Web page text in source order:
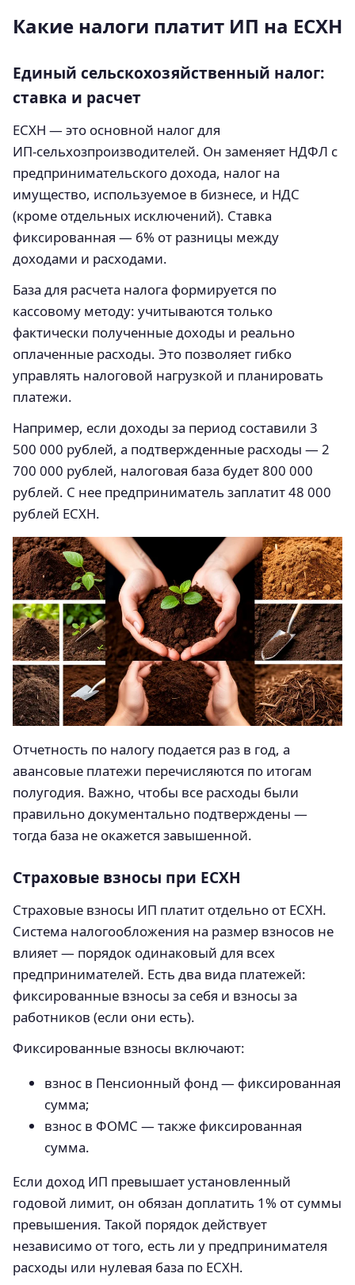
Какие налоги платит ИП на ЕСХН
Единый сельскохозяйственный налог:
ставка и расчет
ЕСХН — это основной налог для
ИП‑сельхозпроизводителей. Он заменяет НДФЛ с
предпринимательского дохода, налог на
имущество, используемое в бизнесе, и НДС
(кроме отдельных исключений). Ставка
фиксированная — 6% от разницы между
доходами и расходами.
База для расчета налога формируется по
кассовому методу: учитываются только
фактически полученные доходы и реально
оплаченные расходы. Это позволяет гибко
управлять налоговой нагрузкой и планировать
платежи.
Например, если доходы за период составили 3
500 000 рублей, а подтвержденные расходы — 2
700 000 рублей, налоговая база будет 800 000
рублей. С нее предприниматель заплатит 48 000
рублей ЕСХН.
Отчетность по налогу подается раз в год, а
авансовые платежи перечисляются по итогам
полугодия. Важно, чтобы все расходы были
правильно документально подтверждены —
тогда база не окажется завышенной.
Страховые взносы при ЕСХН
Страховые взносы ИП платит отдельно от ЕСХН.
Система налогообложения на размер взносов не
влияет — порядок одинаковый для всех
предпринимателей. Есть два вида платежей:
фиксированные взносы за себя и взносы за
работников (если они есть).
Фиксированные взносы включают:
взнос в Пенсионный фонд — фиксированная
сумма;
взнос в ФОМС — также фиксированная
сумма.
Если доход ИП превышает установленный
годовой лимит, он обязан доплатить 1% от суммы
превышения. Такой порядок действует
независимо от того, есть ли у предпринимателя
расходы или нулевая база по ЕСХН.